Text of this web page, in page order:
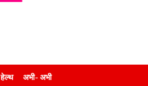
हेल्थ अभी- अभी